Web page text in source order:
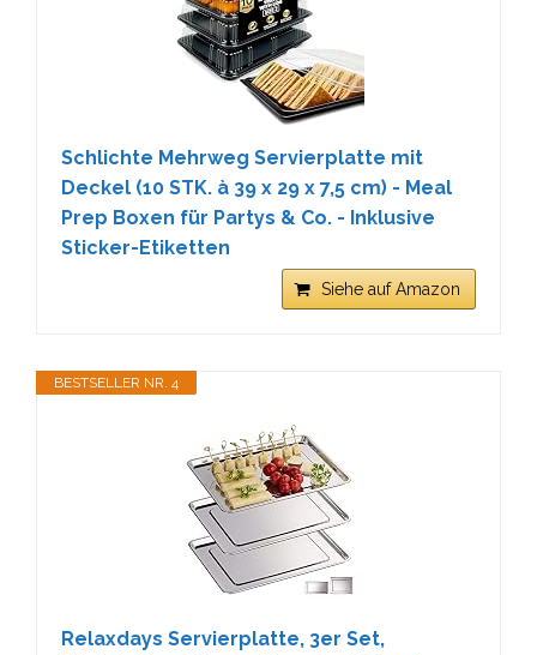
Schlichte Mehrweg Servierplatte mit
Deckel (10 STK. à 39 x 29 x 7,5 cm) - Meal
Prep Boxen für Partys & Co. - Inklusive
Sticker-Etiketten
Siehe auf Amazon
BESTSELLER NR. 4
Relaxdays Servierplatte, 3er Set,